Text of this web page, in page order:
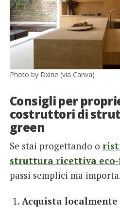
Photo by Dxine (via Canva)
Consigli per
costruttori di
green
Se stai progettando o
struttura ricettiva
passi semplici ma
Acquista localmente